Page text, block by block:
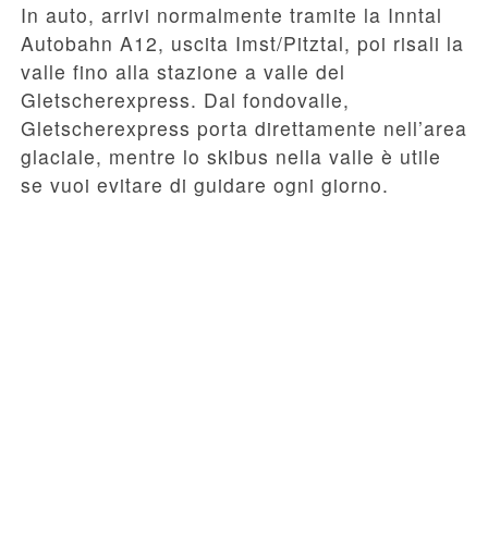
In auto, arrivi normalmente tramite la Inntal
Autobahn A12, uscita Imst/Pitztal, poi risali la
valle fino alla stazione a valle del
Gletscherexpress. Dal fondovalle,
Gletscherexpress porta direttamente nell’area
glaciale, mentre lo skibus nella valle è utile
se vuoi evitare di guidare ogni giorno.